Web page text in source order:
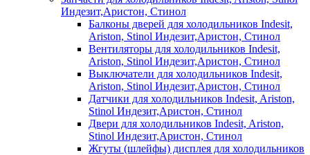
Индезит,Аристон, Стинол
Балконы дверей для холодильников Indesit,
Ariston, Stinol Индезит,Аристон, Стинол
Вентиляторы для холодильников Indesit,
Ariston, Stinol Индезит,Аристон, Стинол
Выключатели для холодильников Indesit,
Ariston, Stinol Индезит,Аристон, Стинол
Датчики для холодильников Indesit, Ariston,
Stinol Индезит,Аристон, Стинол
Двери для холодильников Indesit, Ariston,
Stinol Индезит,Аристон, Стинол
Жгуты (шлейфы) дисплея для холодильников